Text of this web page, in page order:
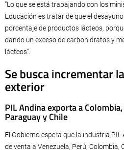
“Lo que se está trabajando con los
Educación es tratar de que el
porcentaje de productos lácteos,
dando un exceso de carbohidratos y
lácteos”.
Se busca incrementar
exterior
PIL Andina exporta a
Paraguay y Chile
El Gobierno espera que la industria
de venta a Venezuela, Perú, Colombia,